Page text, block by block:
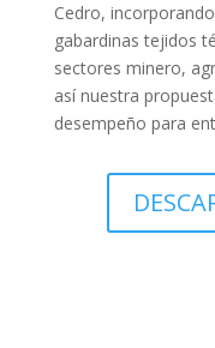
Cedro,
gabardinas tejidos
sectores minero,
así nuestra
desempeño para